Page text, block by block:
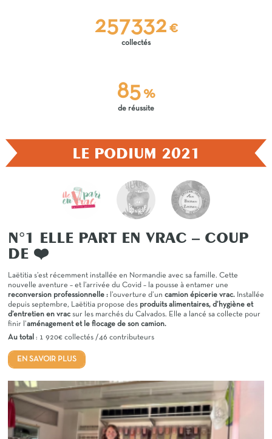
257332 €
collectés
85 %
de réussite
LE PODIUM 2021
N°1 ELLE PART EN VRAC – COUP
DE ❤️
Laëtitia s’est récemment installée en Normandie avec sa famille. Cette
nouvelle aventure – et l’arrivée du Covid – la pousse à entamer une
reconversion professionnelle : l’ouverture d’un camion épicerie vrac. Installée
depuis septembre, Laëtitia propose des produits alimentaires, d’hygiène et
d’entretien en vrac sur les marchés du Calvados. Elle a lancé sa collecte pour
finir l’aménagement et le flocage de son camion.
Au total : 1 920€ collectés /46 contributeurs
EN SAVOIR PLUS